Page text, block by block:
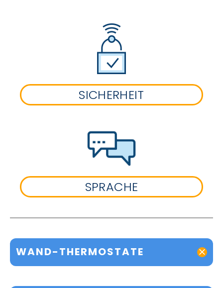
SICHERHEIT
SPRACHE
WAND-THERMOSTATE